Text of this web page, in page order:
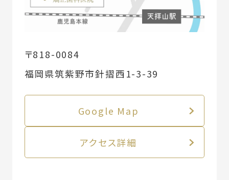
〒818-0084
福岡県筑紫野市針摺西1-3-39
Google Map
アクセス詳細